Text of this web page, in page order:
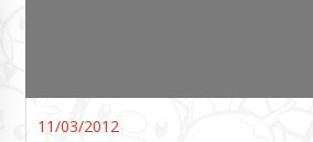
11/03/2012